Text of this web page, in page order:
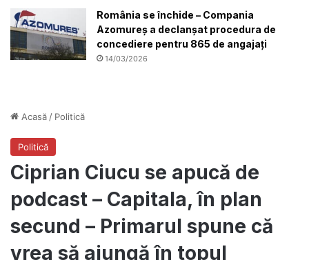
România se închide – Compania
Azomureș a declanșat procedura de
concediere pentru 865 de angajați
14/03/2026